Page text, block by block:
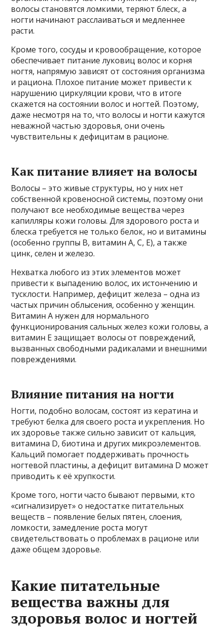
волосы становятся ломкими, теряют блеск, а
ногти начинают расслаиваться и медленнее
расти.
Кроме того, сосуды и кровообращение, которое
обеспечивает питание луковиц волос и корня
ногтя, напрямую зависят от состояния организма
и рациона. Плохое питание может привести к
нарушению циркуляции крови, что в итоге
скажется на состоянии волос и ногтей. Поэтому,
даже несмотря на то, что волосы и ногти кажутся
неважной частью здоровья, они очень
чувствительны к дефицитам в рационе.
Как питание влияет на волосы
Волосы – это живые структуры, но у них нет
собственной кровеносной системы, поэтому они
получают все необходимые вещества через
капилляры кожи головы. Для здорового роста и
блеска требуется не только белок, но и витамины
(особенно группы В, витамин А, С, Е), а также
цинк, селен и железо.
Нехватка любого из этих элементов может
привести к выпадению волос, их истончению и
тусклости. Например, дефицит железа – одна из
частых причин облысения, особенно у женщин.
Витамин A нужен для нормального
функционирования сальных желез кожи головы, а
витамин Е защищает волосы от повреждений,
вызванных свободными радикалами и внешними
повреждениями.
Влияние питания на ногти
Ногти, подобно волосам, состоят из кератина и
требуют белка для своего роста и укрепления. Но
их здоровье также сильно зависит от кальция,
витамина D, биотина и других микроэлементов.
Кальций помогает поддерживать прочность
ногтевой пластины, а дефицит витамина D может
приводить к её хрупкости.
Кроме того, ногти часто бывают первыми, кто
«сигнализирует» о недостатке питательных
веществ – появление белых пятен, слоения,
ломкости, замедление роста могут
свидетельствовать о проблемах в рационе или
даже общем здоровье.
Какие питательные
вещества важны для
здоровья волос и ногтей